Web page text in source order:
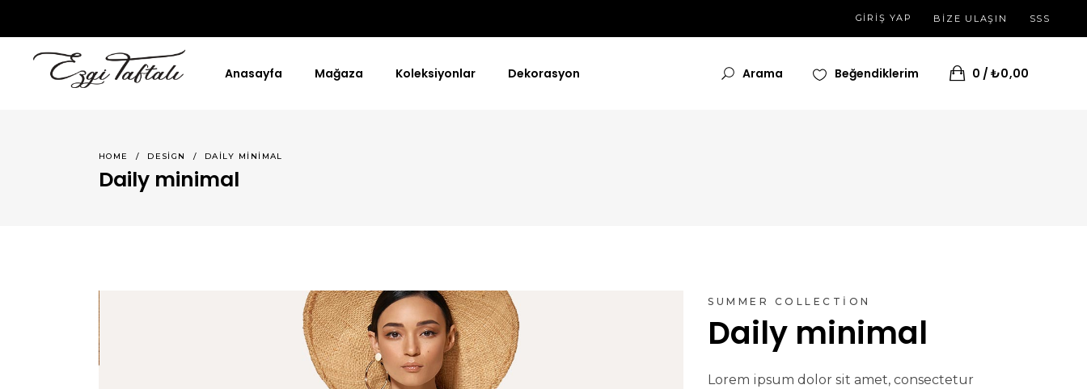
GIRIŞ YAP BİZE ULAŞIN SSS
Anasayfa Mağaza Koleksiyonlar Dekorasyon Arama Beğendiklerim 0 ₺0,00
HOME / DESIGN / DAILY MINIMAL
Daily minimal
SUMMER COLLECTION
Daily minimal
Lorem ipsum dolor sit amet, consectetur